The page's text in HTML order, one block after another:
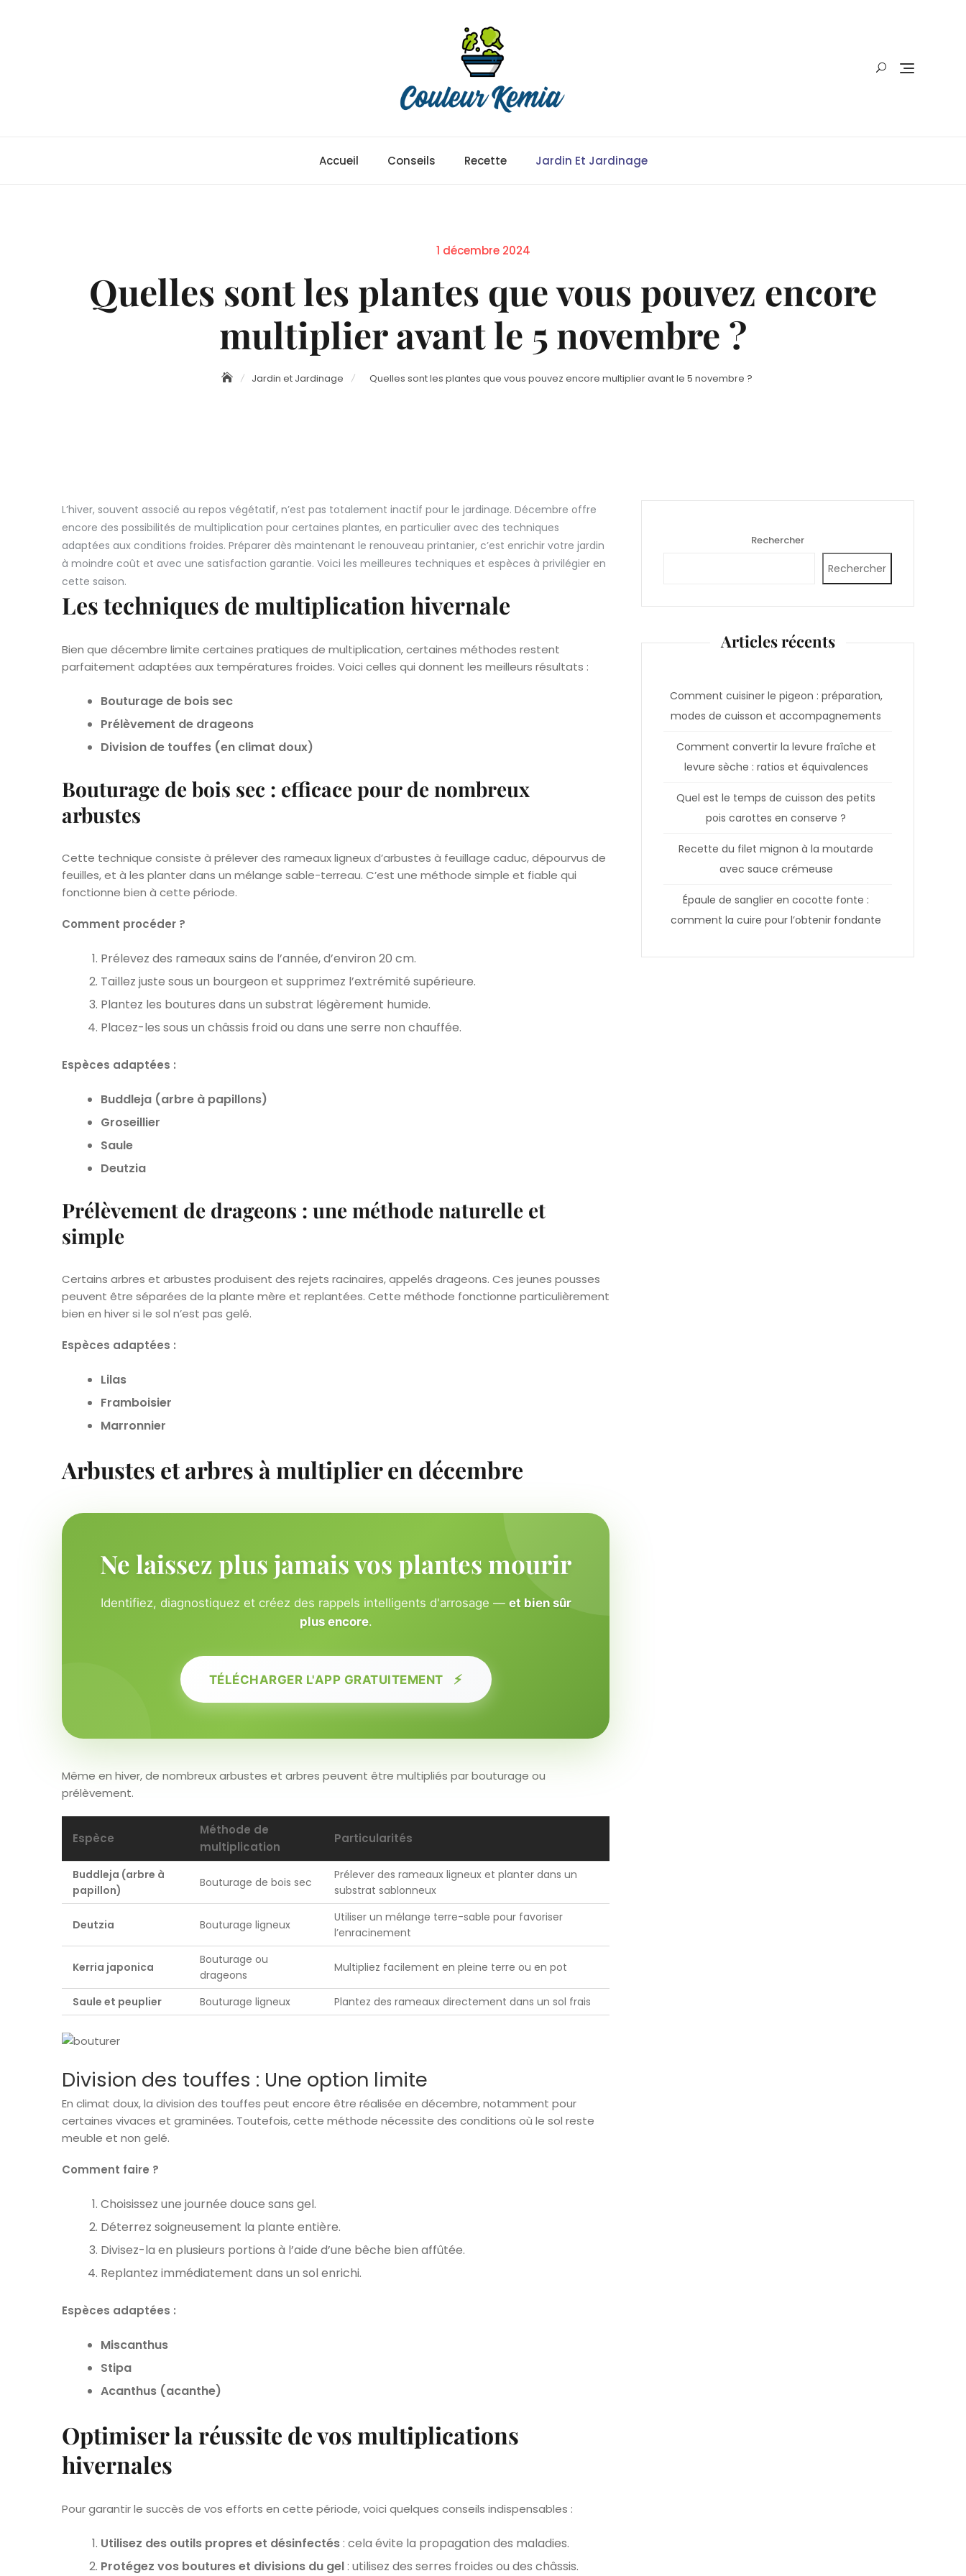
Accueil Conseils Recette Jardin Et Jardinage
Posted
1 décembre 2024
Quelles sont les plantes que vous pouvez encore
multiplier avant le 5 novembre ?
Jardin et Jardinage Quelles sont les plantes que vous pouvez encore multiplier avant le 5 novembre ?
L’hiver, souvent associé au repos végétatif, n’est pas totalement inactif pour le jardinage. Décembre offre
encore des possibilités de multiplication pour certaines plantes, en particulier avec des techniques
adaptées aux conditions froides. Préparer dès maintenant le renouveau printanier, c’est enrichir votre jardin
à moindre coût et avec une satisfaction garantie. Voici les meilleures techniques et espèces à privilégier en
cette saison.
Les techniques de multiplication hivernale
Bien que décembre limite certaines pratiques de multiplication, certaines méthodes restent
parfaitement adaptées aux températures froides. Voici celles qui donnent les meilleurs résultats :
Bouturage de bois sec
Prélèvement de drageons
Division de touffes (en climat doux)
Bouturage de bois sec : efficace pour de nombreux
arbustes
Cette technique consiste à prélever des rameaux ligneux d’arbustes à feuillage caduc, dépourvus de
feuilles, et à les planter dans un mélange sable-terreau. C’est une méthode simple et fiable qui
fonctionne bien à cette période.
Comment procéder ?
Prélevez des rameaux sains de l’année, d’environ 20 cm.
Taillez juste sous un bourgeon et supprimez l’extrémité supérieure.
Plantez les boutures dans un substrat légèrement humide.
Placez-les sous un châssis froid ou dans une serre non chauffée.
Espèces adaptées :
Buddleja (arbre à papillons)
Groseillier
Saule
Deutzia
Prélèvement de drageons : une méthode naturelle et
simple
Certains arbres et arbustes produisent des rejets racinaires, appelés drageons. Ces jeunes pousses
peuvent être séparées de la plante mère et replantées. Cette méthode fonctionne particulièrement
bien en hiver si le sol n’est pas gelé.
Espèces adaptées :
Lilas
Framboisier
Marronnier
Arbustes et arbres à multiplier en décembre
Ne laissez plus jamais vos plantes mourir
Identifiez, diagnostiquez et créez des rappels intelligents d'arrosage — et bien sûr
plus encore.
TÉLÉCHARGER L'APP GRATUITEMENT ⚡
Même en hiver, de nombreux arbustes et arbres peuvent être multipliés par bouturage ou
prélèvement.
Espèce
Méthode de
multiplication
Particularités
Buddleja (arbre à
papillon)
Bouturage de bois sec
Prélever des rameaux ligneux et planter dans un
substrat sablonneux
Deutzia Bouturage ligneux
Utiliser un mélange terre-sable pour favoriser
l’enracinement
Kerria japonica
Bouturage ou
drageons
Multipliez facilement en pleine terre ou en pot
Saule et peuplier Bouturage ligneux Plantez des rameaux directement dans un sol frais
Division des touffes : Une option limite
En climat doux, la division des touffes peut encore être réalisée en décembre, notamment pour
certaines vivaces et graminées. Toutefois, cette méthode nécessite des conditions où le sol reste
meuble et non gelé.
Comment faire ?
Choisissez une journée douce sans gel.
Déterrez soigneusement la plante entière.
Divisez-la en plusieurs portions à l’aide d’une bêche bien affûtée.
Replantez immédiatement dans un sol enrichi.
Espèces adaptées :
Miscanthus
Stipa
Acanthus (acanthe)
Optimiser la réussite de vos multiplications
hivernales
Pour garantir le succès de vos efforts en cette période, voici quelques conseils indispensables :
Utilisez des outils propres et désinfectés : cela évite la propagation des maladies.
Protégez vos boutures et divisions du gel : utilisez des serres froides ou des châssis.
Rechercher
Rechercher
Articles récents
Comment cuisiner le pigeon : préparation,
modes de cuisson et accompagnements
Comment convertir la levure fraîche et
levure sèche : ratios et équivalences
Quel est le temps de cuisson des petits
pois carottes en conserve ?
Recette du filet mignon à la moutarde
avec sauce crémeuse
Épaule de sanglier en cocotte fonte :
comment la cuire pour l’obtenir fondante